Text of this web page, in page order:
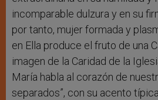
incomparable dulzura y en su
por tanto, mujer formada y
en Ella produce el fruto de una
imagen de la Caridad de la
María habla al corazón de
separados”, con su acento